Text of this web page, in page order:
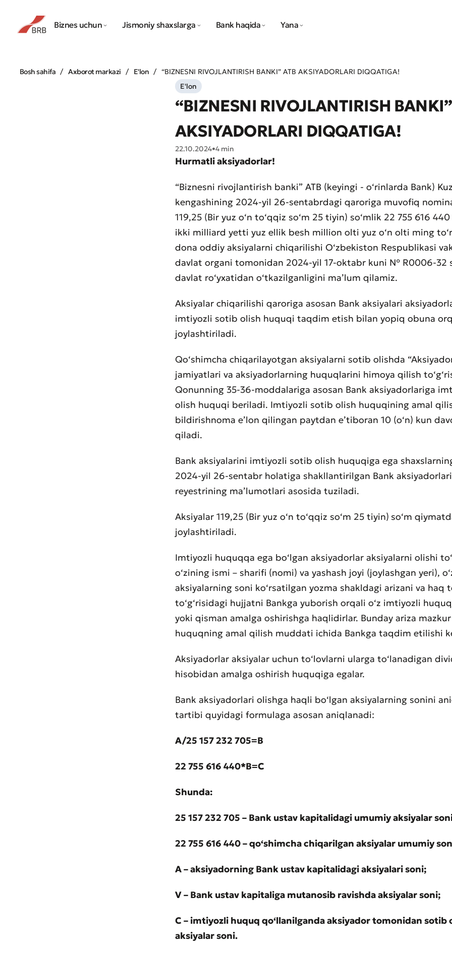
Biznes uchun Jismoniy shaxslarga Bank haqida Yana
Xizmat sifatini baholang
Bosh sahifa Axborot markazi E'lon
“BIZNESNI RIVOJLANTIRISH BANKI” ATB AKSIYADORLARI DIQQATIGA!
E'lon
“BIZNESNI RIVOJLANTIRISH
AKSIYADORLARI DIQQATIGA!
22.10.2024•4 min
Hurmatli aksiyadorlar!
“Biznesni rivojlantirish banki” ATB (keyingi - o‘rinlarda Bank)
kengashining 2024-yil 26-sentabrdagi qaroriga muvofiq
119,25 (Bir yuz o‘n to‘qqiz so‘m 25 tiyin) so‘mlik 22 755 616
ikki milliard yetti yuz ellik besh million olti yuz o‘n olti ming
dona oddiy aksiyalarni chiqarilishi O‘zbekiston Respublikasi
davlat organi tomonidan 2024-yil 17-oktabr kuni № R0006-32
davlat ro‘yxatidan o‘tkazilganligini ma’lum qilamiz.
Aksiyalar chiqarilishi qaroriga asosan Bank aksiyalari
imtiyozli sotib olish huquqi taqdim etish bilan yopiq obuna
joylashtiriladi.
Qo‘shimcha chiqarilayotgan aksiyalarni sotib olishda
jamiyatlari va aksiyadorlarning huquqlarini himoya qilish
Qonunning 35-36-moddalariga asosan Bank aksiyadorlariga
olish huquqi beriladi. Imtiyozli sotib olish huquqining amal
bildirishnoma e’lon qilingan paytdan e’tiboran 10 (o‘n) kun
qiladi.
Bank aksiyalarini imtiyozli sotib olish huquqiga ega
2024-yil 26-sentabr holatiga shakllantirilgan Bank aksiyadorlari
reyestrining ma’lumotlari asosida tuziladi.
Aksiyalar 119,25 (Bir yuz o‘n to‘qqiz so‘m 25 tiyin) so‘m
joylashtiriladi.
Imtiyozli huquqqa ega bo‘lgan aksiyadorlar aksiyalarni olishi
o‘zining ismi – sharifi (nomi) va yashash joyi (joylashgan yeri),
aksiyalarning soni ko‘rsatilgan yozma shakldagi arizani va haq
to‘g‘risidagi hujjatni Bankga yuborish orqali o‘z imtiyozli
yoki qisman amalga oshirishga haqlidirlar. Bunday ariza
huquqning amal qilish muddati ichida Bankga taqdim etilishi
Aksiyadorlar aksiyalar uchun to‘lovlarni ularga to‘lanadigan
hisobidan amalga oshirish huquqiga egalar.
Bank aksiyadorlari olishga haqli bo‘lgan aksiyalarning sonini
tartibi quyidagi formulaga asosan aniqlanadi:
A/25 157 232 705=B
22 755 616 440*B=C
Shunda:
25 157 232 705 – Bank ustav kapitalidagi umumiy aksiyalar
22 755 616 440 – qo‘shimcha chiqarilgan aksiyalar umumiy
A – aksiyadorning Bank ustav kapitalidagi aksiyalari soni;
V – Bank ustav kapitaliga mutanosib ravishda aksiyalar soni;
C – imtiyozli huquq qo‘llanilganda aksiyador tomonidan sotib
aksiyalar soni.